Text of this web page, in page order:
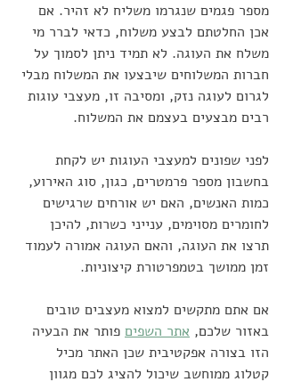
מספר פגמים שנגרמו משליח לא זהיר. אם
אכן החלטתם לבצע משלוח, כדאי לברר מי
משלח את העוגה. לא תמיד ניתן לסמוך על
חברות המשלוחים שיבצעו את המשלוח מבלי
לגרום לעוגה נזק, ומסיבה זו, מעצבי עוגות
רבים מבצעים בעצמם את המשלוח.
לפני שפונים למעצבי העוגות יש לקחת
בחשבון מספר פרמטרים, כגון, סוג האירוע,
כמות האנשים, האם יש אורחים שרגישים
לחומרים מסוימים, ענייני כשרות, להיכן
תרצו את העוגה, והאם העוגה אמורה לעמוד
זמן ממושך בטמפרטורת קיצוניות.
אם אתם מתקשים למצוא מעצבים טובים
באזור שלכם, אתר השפים פותר את הבעיה
הזו בצורה אפקטיבית שכן האתר מכיל
קטלוג ממוחשב שיכול להציג לכם מגוון